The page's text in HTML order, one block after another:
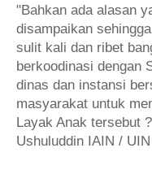
"Bahkan ada alasan
disampaikan
sulit kali dan ribet
berkoodinasi dengan
dinas dan instansi
masyarakat untuk
Layak Anak tersebut
Ushuluddin IAIN /